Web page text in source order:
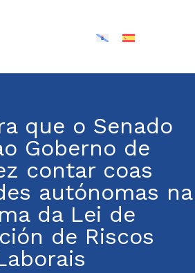
que o Senado
Goberno de
contar coas
autónomas na
da Lei de
de Riscos